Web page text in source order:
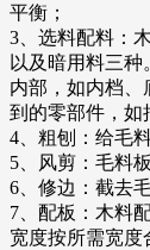
平衡；
3、选料配料：
以及暗用料三
内部，如内档、
到的零部件，如
4、粗刨：给毛
5、风剪：毛料
6、修边：截去
7、配板：木料
宽度按所需宽度